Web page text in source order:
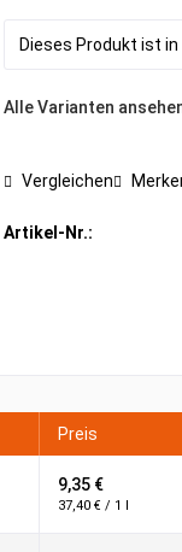
Dieses Produkt ist in
Alle Varianten
Vergleichen
Artikel-Nr.:
Preis
9,35 €
37,40 € / 1 l